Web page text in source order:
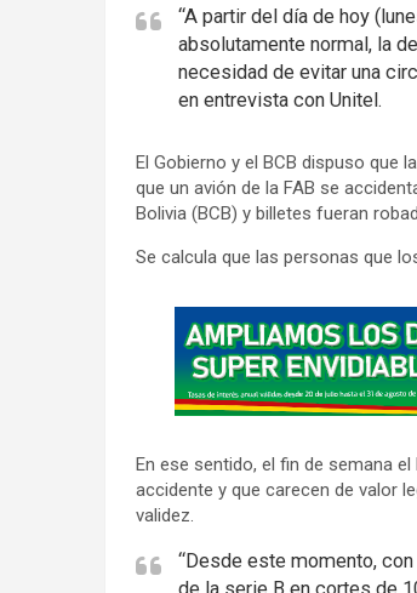
“A partir del día de hoy
absolutamente normal, la
necesidad de evitar una
en entrevista con Unitel.
El Gobierno y el BCB dispuso que
que un avión de la FAB se
Bolivia (BCB) y billetes fueran
Se calcula que las personas que
t
i
e
En ese sentido, el fin de semana
accidente y que carecen de valor
validez.
“Desde este momento,